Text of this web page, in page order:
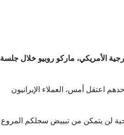
واشنطن شروط إيران
الصين؟
برية إلى طهران
الأمريكي، ماركو روبيو خلال جلسة
اعتقل أمس، العملاء الإيرانيون
لن يتمكن من تبييض سجلكم المروع